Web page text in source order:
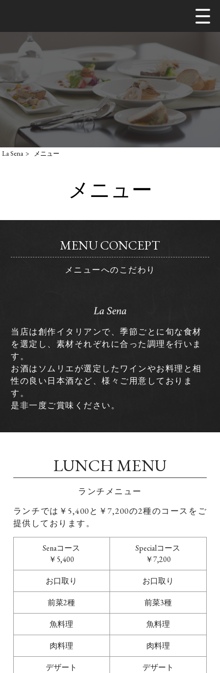
La Sena > メニュー
メニュー
MENU CONCEPT
メニューへのこだわり
当店は創作イタリアンで、季節ごとに旬な食材
を選定し、素材それぞれに合った調理を行いま
す。
お酒はソムリエが選定したワインやお料理と相
性の良い日本酒など、様々ご用意しておりま
す。
是非一度ご賞味ください。
LUNCH MENU
ランチメニュー
ランチでは￥5,400と￥7,200の2種のコースをご
提供しております。
Senaコース
￥5,400
Specialコース
￥7,200
お口取り お口取り
前菜2種 前菜3種
魚料理 魚料理
肉料理 肉料理
デザート デザート